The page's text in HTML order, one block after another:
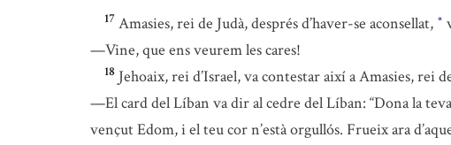
17 Amasies, rei de Judà, després d’haver-se aconsellat, *
—Vine, que ens veurem les cares!
18 Jehoaix, rei d’Israel, va contestar així a Amasies, rei
—El card del Líban va dir al cedre del Líban: “Dona la
vençut Edom, i el teu cor n’està orgullós. Frueix ara